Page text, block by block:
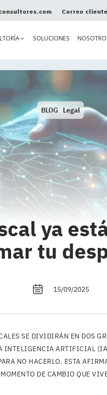
Correo
SOLUCIONES
BLOG Legal
ya
tu
15/09/2025
SE DIVIDIRÁN EN DOS
INTELIGENCIA ARTIFICIAL
NO HACERLO. ESTA
DE CAMBIO QUE